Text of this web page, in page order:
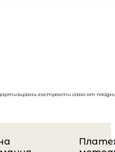
екстракти само от